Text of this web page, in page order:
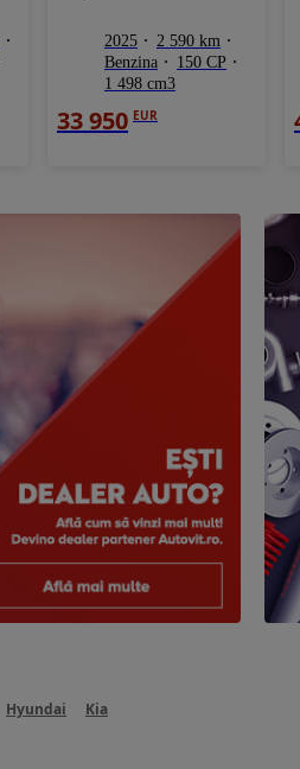
2025
2 590 km
Benzina
150 CP
1 498 cm3
33 950 EUR
Hyundai Kia